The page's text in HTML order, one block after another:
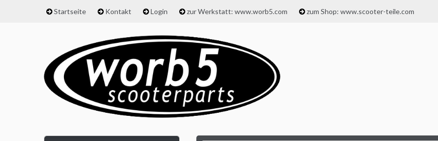
Startseite Kontakt Login zur Werkstatt: www.worb5.com zum Shop: www.scooter-teile.com